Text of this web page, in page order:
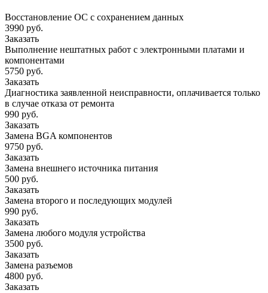
Восстановление ОС с сохранением данных
3990 руб.
Заказать
Выполнение нештатных работ с электронными платами и
компонентами
5750 руб.
Заказать
Диагностика заявленной неисправности, оплачивается только
в случае отказа от ремонта
990 руб.
Заказать
Замена BGA компонентов
9750 руб.
Заказать
Замена внешнего источника питания
500 руб.
Заказать
Замена второго и последующих модулей
990 руб.
Заказать
Замена любого модуля устройства
3500 руб.
Заказать
Замена разъемов
4800 руб.
Заказать